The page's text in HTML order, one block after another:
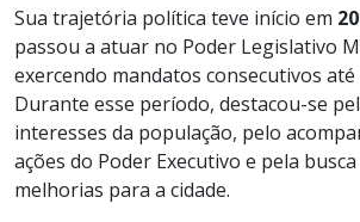
Sua trajetória política teve início em
passou a atuar no Poder Legislativo
exercendo mandatos consecutivos até
Durante esse período, destacou-se
interesses da população, pelo
ações do Poder Executivo e pela
melhorias para a cidade.